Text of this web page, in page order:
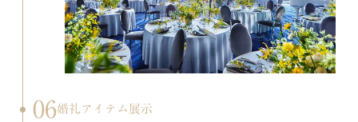
06婚礼アイテム展示